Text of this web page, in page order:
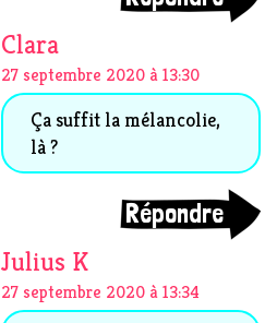
Clara
27 septembre 2020 à 13:30
Ça suffit la mélancolie,
là ?
Répondre
Julius K
27 septembre 2020 à 13:34